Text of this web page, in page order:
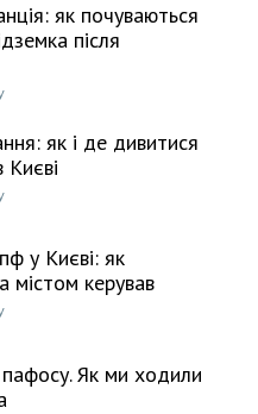
як почуваються
після
як і де дивитися
у Києві: як
містом керував
Як ми ходили